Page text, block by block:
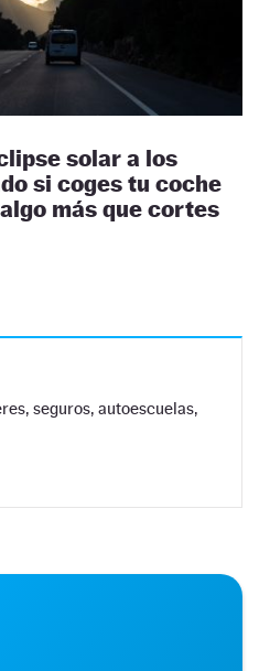
solar a los
si coges tu coche
más que cortes
seguros, autoescuelas,